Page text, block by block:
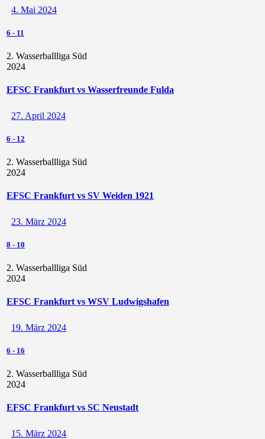
4. Mai 2024
6 - 11
2. Wasserballliga Süd
2024
EFSC Frankfurt vs Wasserfreunde Fulda
27. April 2024
6 - 12
2. Wasserballliga Süd
2024
EFSC Frankfurt vs SV Weiden 1921
23. März 2024
8 - 10
2. Wasserballliga Süd
2024
EFSC Frankfurt vs WSV Ludwigshafen
19. März 2024
6 - 16
2. Wasserballliga Süd
2024
EFSC Frankfurt vs SC Neustadt
15. März 2024